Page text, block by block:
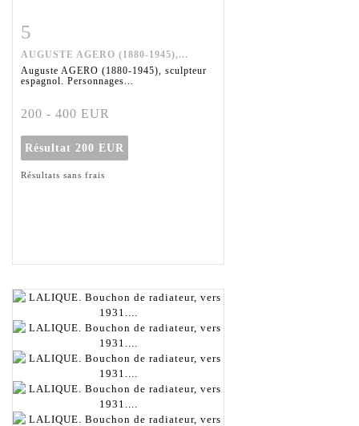
5
AUGUSTE AGERO (1880-1945),...
Auguste AGERO (1880-1945), sculpteur
espagnol. Personnages...
200 - 400 EUR
Résultat 200 EUR
Résultats sans frais